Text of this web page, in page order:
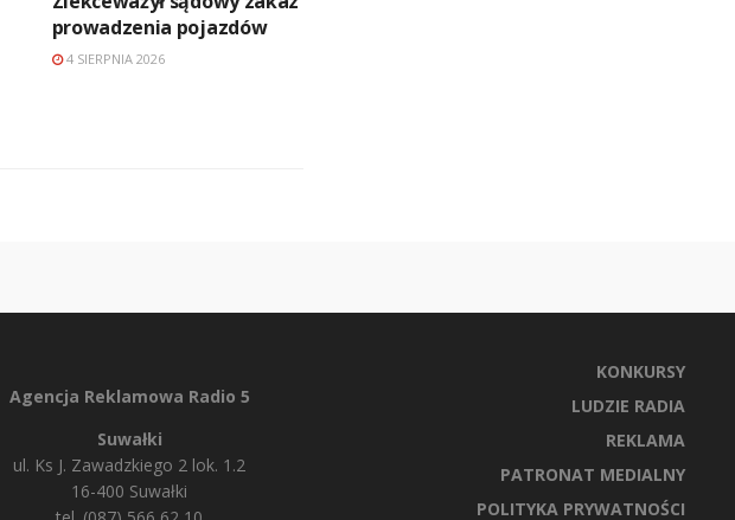
prowadzenia pojazdów
4 SIERPNIA 2026
Agencja Reklamowa Radio 5
Suwałki
ul. Ks J. Zawadzkiego 2 lok. 1.2
16-400 Suwałki
KONKURSY
LUDZIE RADIA
REKLAMA
PATRONAT MEDIALNY
POLITYKA PRYWATNOŚCI